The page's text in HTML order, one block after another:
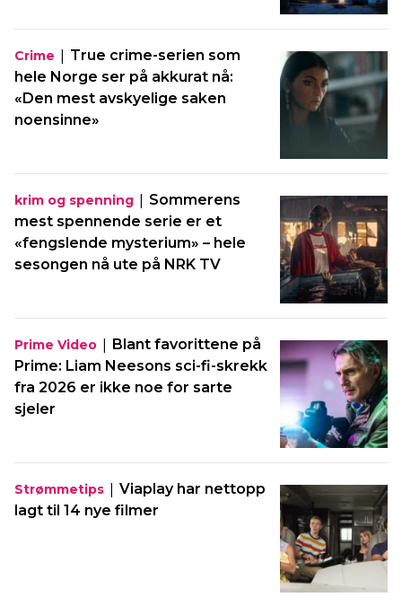
Crime | True crime-serien som
hele Norge ser på akkurat nå:
«Den mest avskyelige saken
noensinne»
krim og spenning | Sommerens
mest spennende serie er et
«fengslende mysterium» – hele
sesongen nå ute på NRK TV
Prime Video | Blant favorittene på
Prime: Liam Neesons sci-fi-skrekk
fra 2026 er ikke noe for sarte
sjeler
Strømmetips | Viaplay har nettopp
lagt til 14 nye filmer